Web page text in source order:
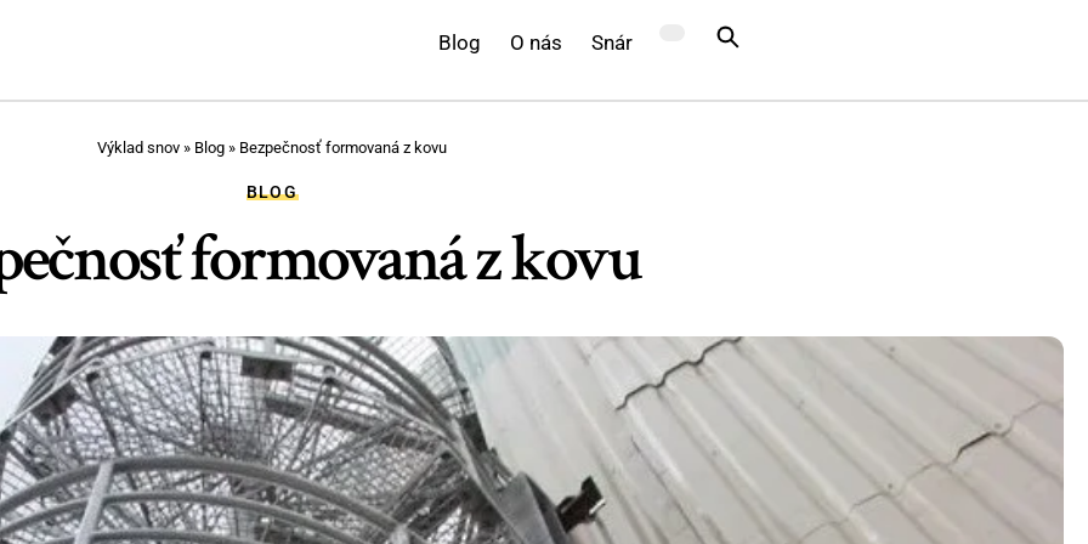
Blog O nás Snár
Výklad snov » Blog » Bezpečnosť formovaná z kovu
BLOG
formovaná z kovu